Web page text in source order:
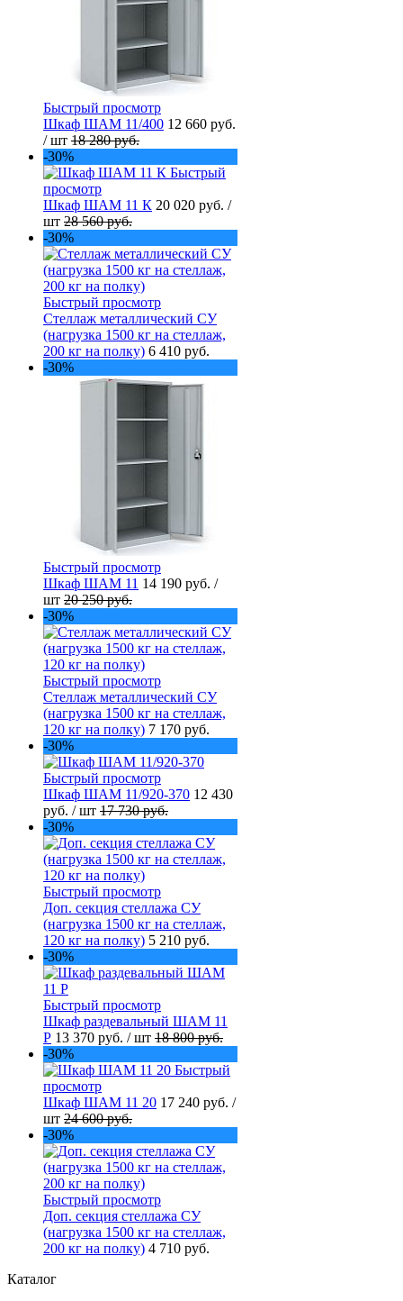
Быстрый просмотр
Шкаф ШАМ 11/400 12 660 руб.
/ шт 18 280 руб.
-30%
Быстрый
просмотр
Шкаф ШАМ 11 К 20 020 руб. /
шт 28 560 руб.
-30%
Быстрый просмотр
Стеллаж металлический СУ
(нагрузка 1500 кг на стеллаж,
200 кг на полку) 6 410 руб.
-30%
Быстрый просмотр
Шкаф ШАМ 11 14 190 руб. /
шт 20 250 руб.
-30%
Быстрый просмотр
Стеллаж металлический СУ
(нагрузка 1500 кг на стеллаж,
120 кг на полку) 7 170 руб.
-30%
Быстрый просмотр
Шкаф ШАМ 11/920-370 12 430
руб. / шт 17 730 руб.
-30%
Быстрый просмотр
Доп. секция стеллажа СУ
(нагрузка 1500 кг на стеллаж,
120 кг на полку) 5 210 руб.
-30%
Быстрый просмотр
Шкаф раздевальный ШАМ 11
Р 13 370 руб. / шт 18 800 руб.
-30%
Быстрый
просмотр
Шкаф ШАМ 11 20 17 240 руб. /
шт 24 600 руб.
-30%
Быстрый просмотр
Доп. секция стеллажа СУ
(нагрузка 1500 кг на стеллаж,
200 кг на полку) 4 710 руб.
Каталог